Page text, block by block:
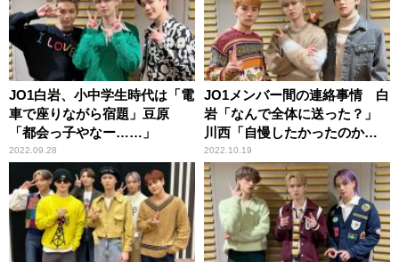
JO1白岩、小中学生時代は「電
車で座りながら宿題」豆原
「都会っ子やなー……」
2022.09.28
JO1メンバー間の連絡事情 白
岩「なんで全体に送った？」
川西「自慢したかったのか
も」河野「みんなで喋りたい
っていう感じかな」
2022.10.19